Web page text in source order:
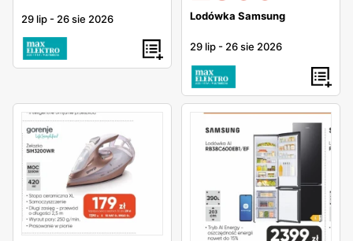
29 lip - 26 sie 2026 Lodówka Samsung
29 lip - 26 sie 2026